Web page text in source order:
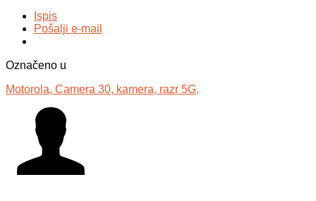
Ispis
Pošalji e-mail
Označeno u
Motorola, Camera 30, kamera, razr 5G,